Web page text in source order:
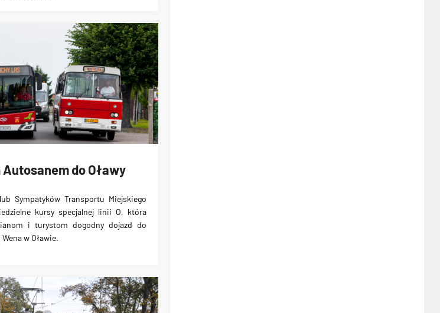
do Oławy
Sympatyków Transportu Miejskiego
kursy specjalnej linii O, która
i turystom dogodny dojazd do
w Oławie.